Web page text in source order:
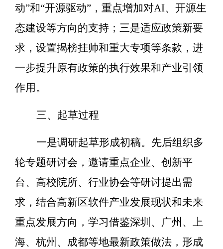
动”和“开源驱动” ，重点增加对AI、开源生
态建设等方向的支持；三是适应政策新要
求，设置揭榜挂帅和重大专项等条款，进
一步提升原有政策的执行效果和产业引领
作用。
三、 起草过程
一是调研起草形成初稿。先后组织多
轮专题研讨会，邀请重点企业、创新平
台、高校院所、行业协会等研讨提出需
求，结合高新区软件产业发展现状和未来
重点发展方向，学习借鉴深圳、广州、上
海、杭州、成都等地最新政策做法，形成